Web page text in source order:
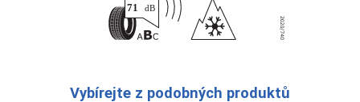
Vybírejte z podobných produktů